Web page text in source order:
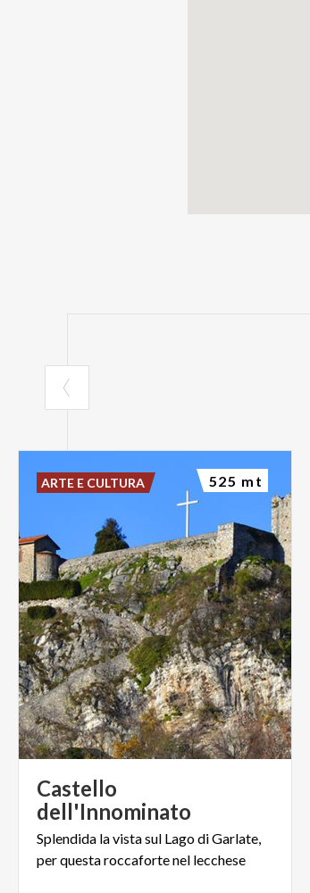
Castello
dell'Innominato
Splendida lavistasul LagodiGarlate,
perquestaroccafortenel lecchese
ARTE E CULTURA 525 mt